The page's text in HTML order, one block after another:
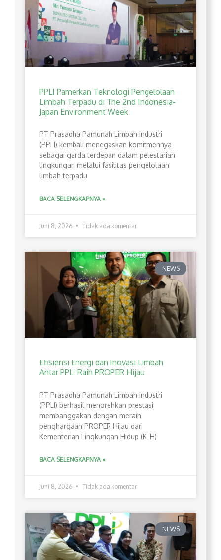
PPLI Pamerkan Teknologi Pengelolaan
Limbah Terpadu di The 2nd Indonesia-
Japan Environment Week
PT Prasadha Pamunah Limbah Industri
(PPLI) kembali menegaskan komitmennya
sebagai garda terdepan dalam pelestarian
lingkungan melalui fasilitas pengelolaan
limbah terpadu
BACA SELENGKAPNYA »
Juni 8, 2026 Tidak ada komentar
NEWS
Efisiensi Energi dan Inovasi Limbah
Antar PPLI Raih PROPER Hijau
PT Prasadha Pamunah Limbah Industri
(PPLI) berhasil menorehkan prestasi
membanggakan dengan meraih
penghargaan PROPER Hijau dari
Kementerian Lingkungan Hidup (KLH)
BACA SELENGKAPNYA »
Juni 8, 2026 Tidak ada komentar
NEWS